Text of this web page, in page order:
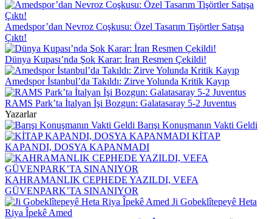
Amedspor’dan Nevroz Coşkusu: Özel Tasarım Tişörtler Satışa
Çıktı!
Dünya Kupası’nda Şok Karar: İran Resmen Çekildi!
Amedspor İstanbul’da Takıldı: Zirve Yolunda Kritik Kayıp
RAMS Park’ta İtalyan İşi Bozgun: Galatasaray 5-2 Juventus
Yazarlar
Barışı Konuşmanın Vakti Geldi
KİTAP
KAPANDI, DOSYA KAPANMADI
KAHRAMANLIK CEPHEDE YAZILDI, VEFA
GÜVENPARK’TA SINANIYOR
Ji Gobeklîtepeyê Heta
Riya Îpekê Amed